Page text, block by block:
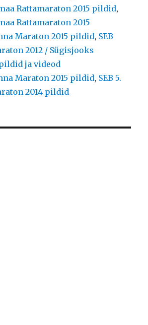
Rattamaraton 2015 pildid,
Rattamaraton 2015
Maraton 2015 pildid, SEB
2012 / Sügisjooks
ja videod
Maraton 2015 pildid, SEB 5.
2014 pildid